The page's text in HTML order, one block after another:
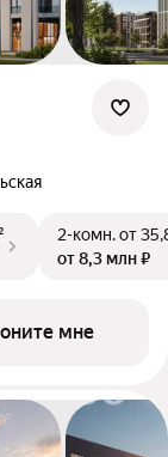
2-комн.от
от 8,3 млн ₽
мне